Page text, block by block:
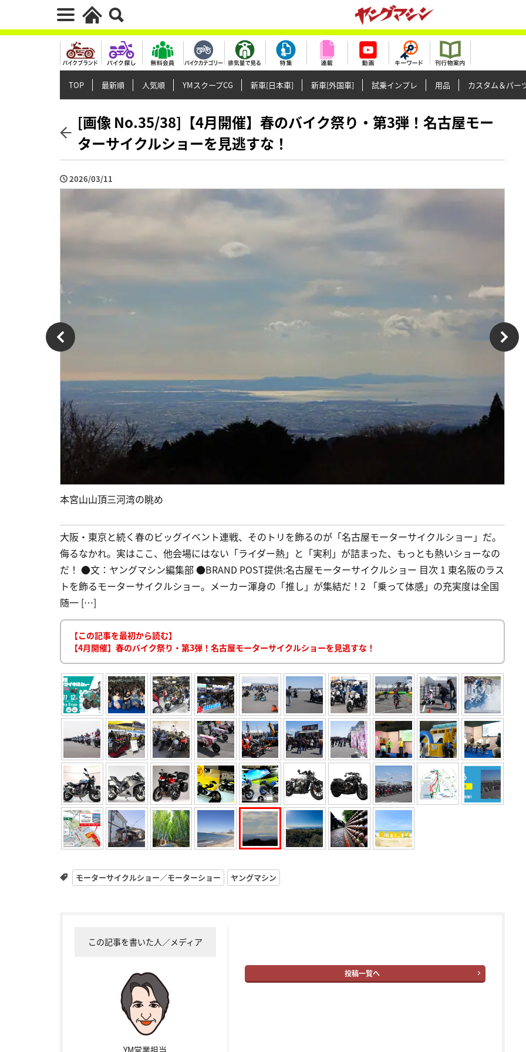
TOP 最新順 人気順 YMスクープCG 新車[日本車] 新車[外国車] 試乗インプレ 用品 カスタム＆パー
[画像 No.35/38]【4月開催】春のバイク祭り・第3弾！名古屋モー
ターサイクルショーを見逃すな！
2026/03/11
本宮山山頂三河湾の眺め
大阪・東京と続く春のビッグイベント連戦、そのトリを飾るのが「名古屋モーターサイクルショー」だ。
侮るなかれ。実はここ、他会場にはない「ライダー熱」と「実利」が詰まった、もっとも熱いショーなの
だ！ ●文：ヤングマシン編集部 ●BRAND POST提供:名古屋モーターサイクルショー 目次 1 東名阪のラス
トを飾るモーターサイクルショー。メーカー渾身の「推し」が集結だ！2 「乗って体感」の充実度は全国
随一 […]
【この記事を最初から読む】
【4月開催】春のバイク祭り・第3弾！名古屋モーターサイクルショーを見逃すな！
モーターサイクルショー／モーターショー ヤングマシン
この記事を書いた人／メディア
投稿一覧へ